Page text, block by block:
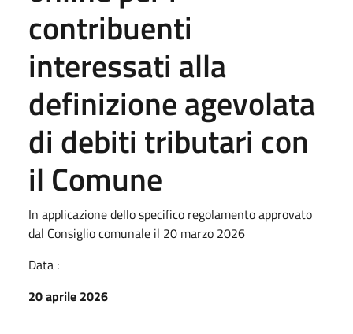
contribuenti
interessati alla
definizione agevolata
di debiti tributari con
il Comune
In applicazione dello specifico regolamento approvato
dal Consiglio comunale il 20 marzo 2026
Data :
20 aprile 2026